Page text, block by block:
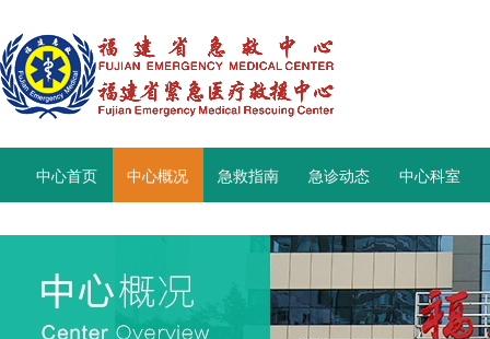
中心首页 中心概况 急救指南 急诊动态 中心科室